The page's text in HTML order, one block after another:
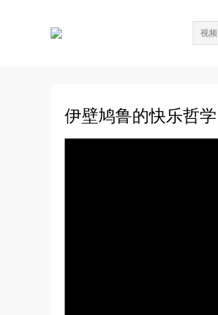
伊壁鸠鲁的快乐哲